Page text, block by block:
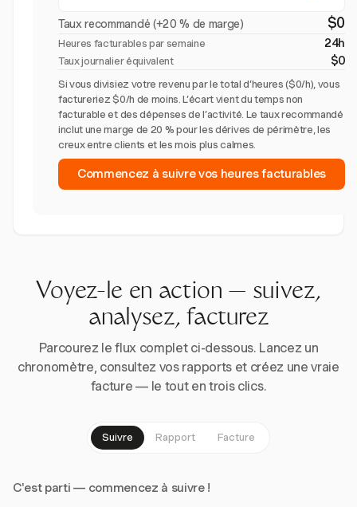
Taux recommandé (+20 % de marge) $0
Heures facturables par semaine 24h
Taux journalier équivalent $0
Si vous divisiez votre revenu par le total d’heures ($0/h), vous
factureriez $0/h de moins. L’écart vient du temps non
facturable et des dépenses de l’activité. Le taux recommandé
inclut une marge de 20 % pour les dérives de périmètre, les
creux entre clients et les mois plus calmes.
Commencez à suivre vos heures facturables
Voyez-le en action — suivez,
analysez, facturez
Parcourez le flux complet ci-dessous. Lancez un
chronomètre, consultez vos rapports et créez une vraie
facture — le tout en trois clics.
Suivre Rapport Facture
C'est parti — commencez à suivre !